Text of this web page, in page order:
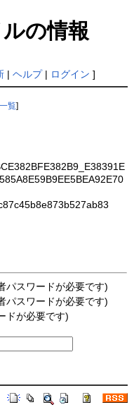
の情報
| ヘルプ| ログイン ]
覧]
パスワードが必要です)
パスワードが必要です)
ドが必要です)